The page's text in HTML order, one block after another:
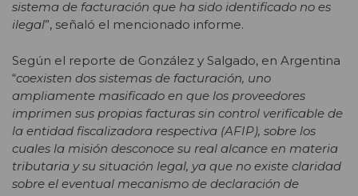
sistema de facturación que ha sido identificado no es
ilegal”, señaló el mencionado informe.
Según el reporte de González y Salgado, en Argentina
“coexisten dos sistemas de facturación, uno
ampliamente masificado en que los proveedores
imprimen sus propias facturas sin control verificable de
la entidad fiscalizadora respectiva (AFIP), sobre los
cuales la misión desconoce su real alcance en materia
tributaria y su situación legal, ya que no existe claridad
sobre el eventual mecanismo de declaración de